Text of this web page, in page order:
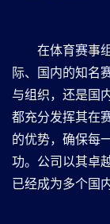
在体育赛事
际、国内的知名
与组织，还是国
都充分发挥其在
的优势，确保每
功。公司以其卓
已经成为多个国